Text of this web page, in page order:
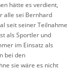
hätte es verdient,
alle sei Bernhard
seit seiner Teilnahme
als Sportler und
im Einsatz als
bei den
sie wäre es nicht